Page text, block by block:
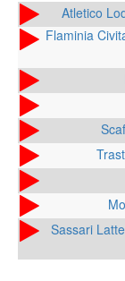
Atletico
Flaminia
Sassari